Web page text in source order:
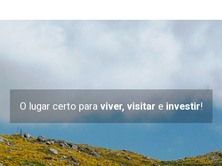
O lugar certo para viver, visitar e investir!